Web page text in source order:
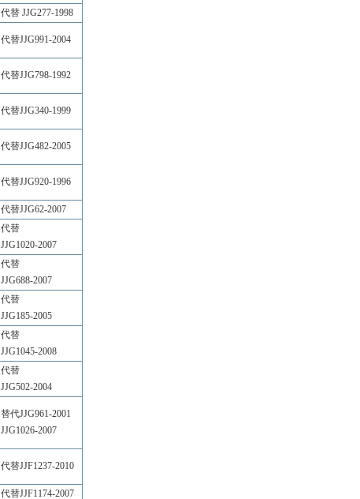
代替 JJG277-1998
代替JJG991-2004
代替JJG798-1992
代替JJG340-1999
代替JJG482-2005
代替JJG920-1996
代替JJG62-2007
代替
JJG1020-2007
代替
JJG688-2007
代替
JJG185-2005
代替
JJG1045-2008
代替
JJG502-2004
替代JJG961-2001
JJG1026-2007
代替JJF1237-2010
代替JJF1174-2007